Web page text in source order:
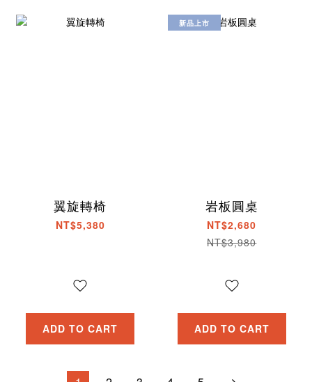
翼旋轉椅
NT$5,380
ADD TO CART
新品上市
岩板圓桌
NT$2,680
NT$3,980
ADD TO CART